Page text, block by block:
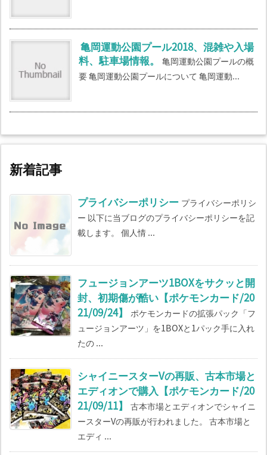
亀岡運動公園プール2018、混雑や入場
料、駐車場情報。
亀岡運動公園プールの概
要 亀岡運動公園プールについて 亀岡運動...
新着記事
プライバシーポリシー プライバシーポリシ
ー 以下に当ブログのプライバシーポリシーを記
載します。 個人情 ...
フュージョンアーツ1BOXをサクッと開
封、初期傷が酷い【ポケモンカード/20
21/09/24】
ポケモンカードの拡張パック「フ
ュージョンアーツ」を1BOXと1パック手に入れ
たの ...
シャイニースターVの再販、古本市場と
エディオンで購入【ポケモンカード/20
21/09/11】
古本市場とエディオンでシャイニ
ースターVの再販が行われました。 古本市場と
エディ ...